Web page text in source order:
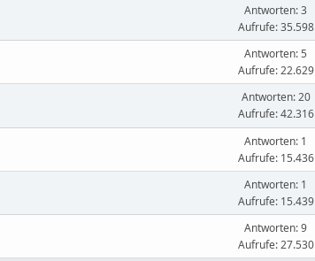
Antworten: 3
Aufrufe: 35.598
Antworten: 5
Aufrufe: 22.629
Antworten: 20
Aufrufe: 42.316
Antworten: 1
Aufrufe: 15.436
Antworten: 1
Aufrufe: 15.439
Antworten: 9
Aufrufe: 27.530